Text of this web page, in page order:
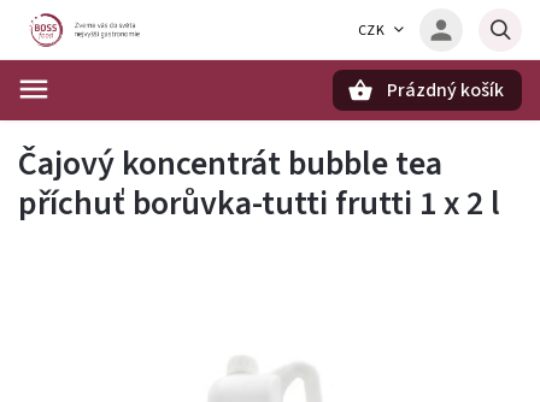
CZK
Prázdný košík
Čajový koncentrát bubble tea
příchuť borůvka-tutti frutti 1 x 2 l